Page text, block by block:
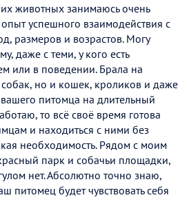
животных занимаюсь очень
успешного взаимодействия с
размеров и возрастов. Могу
даже с теми, у кого есть
или в поведении. Брала на
но и кошек, кроликов и даже
вашего питомца на длительный
то всё своё время готова
и находиться с ними без
необходимость. Рядом с моим
парк и собачьи площадки,
нет. Абсолютно точно знаю,
питомец будет чувствовать себя